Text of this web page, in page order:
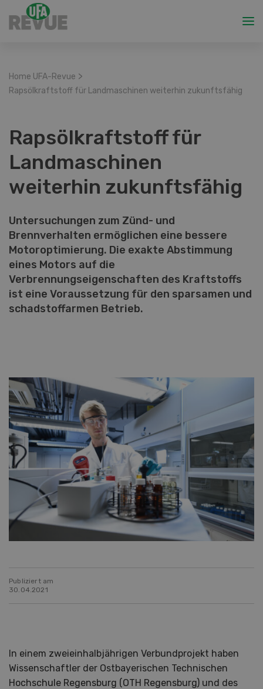
Home UFA-Revue >
Rapsölkraftstoff für Landmaschinen weiterhin zukunftsfähig
Rapsölkraftstoff für
Landmaschinen
weiterhin zukunftsfähig
Untersuchungen zum Zünd- und
Brennverhalten ermöglichen eine bessere
Motoroptimierung. Die exakte Abstimmung
eines Motors auf die
Verbrennungseigenschaften des Kraftstoffs
ist eine Voraussetzung für den sparsamen und
schadstoffarmen Betrieb.
Publiziert am
30.04.2021
In einem zweieinhalbjährigen Verbundprojekt haben
Wissenschaftler der Ostbayerischen Technischen
Hochschule Regensburg (OTH Regensburg) und des